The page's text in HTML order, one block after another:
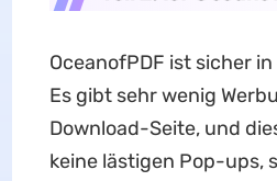
OceanofPDF ist sicher
Es gibt sehr wenig
Download-Seite, und
keine lästigen Pop-ups,